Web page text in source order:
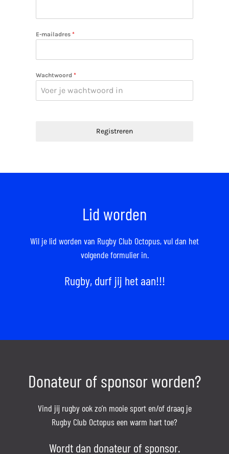
E-mailadres *
Wachtwoord *
Registreren
Lid worden
Wil je lid worden van Rugby Club Octopus,vul dan het
volgende formulier in.
Rugby, durf jij het aan!!!
Donateur of sponsor worden?
Vind jij rugby ook zo’n mooie sport en/of draag je
Rugby Club Octopus een warm hart toe?
Wordt dan donateur of sponsor.